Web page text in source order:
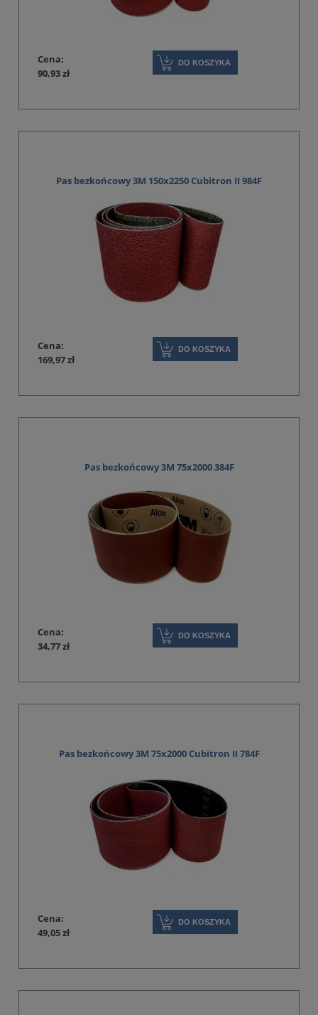
Cena:
90,93 zł
DO KOSZYKA
Pas bezkońcowy 3M 150x2250 Cubitron II 984F
Cena:
169,97 zł
DO KOSZYKA
Pas bezkońcowy 3M 75x2000 384F
Cena:
34,77 zł
DO KOSZYKA
Pas bezkońcowy 3M 75x2000 Cubitron II 784F
Cena:
49,05 zł
DO KOSZYKA